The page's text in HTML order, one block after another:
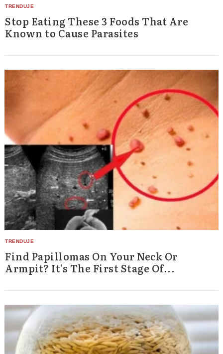
Stop Eating These 3 Foods That Are
Known to Cause Parasites
Find Papillomas On Your Neck Or
Armpit? It's The First Stage Of...